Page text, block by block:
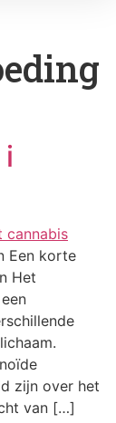
Een korte
Het
zijn over het
van […]